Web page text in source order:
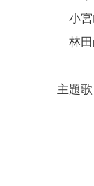
小宮
林
主題